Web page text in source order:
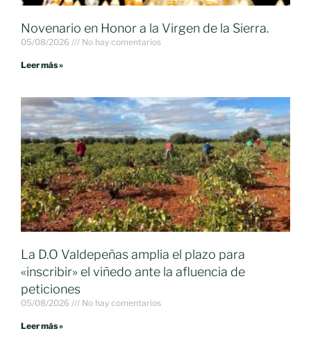
Novenario en Honor a la Virgen de la Sierra.
05/08/2026 No hay comentarios
Leer más »
La D.O Valdepeñas amplia el plazo para
«inscribir» el viñedo ante la afluencia de
peticiones
05/08/2026 No hay comentarios
Leer más »